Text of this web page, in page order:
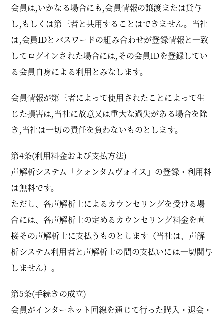
会員は,いかなる場合にも,会員情報の譲渡または貸与
し,もしくは第三者と共用することはできません。当社
は,会員IDとパスワードの組み合わせが登録情報と一致
してログインされた場合には,その会員IDを登録してい
る会員自身による利用とみなします。
会員情報が第三者によって使用されたことによって生
じた損害は,当社に故意又は重大な過失がある場合を除
き,当社は一切の責任を負わないものとします。
第4条(利用料金および支払方法)
声解析システム「クォンタムヴォイス」の登録・利用料
は無料です。
ただし、各声解析士によるカウンセリングを受ける場
合には、各声解析士の定めるカウンセリング料金を直
接その声解析士に支払うものとします（当社は、声解
析システム利用者と声解析士の間の支払いには一切関与
しません）。
第5条(手続きの成立)
会員がインターネット回線を通じて行った購入・退会・